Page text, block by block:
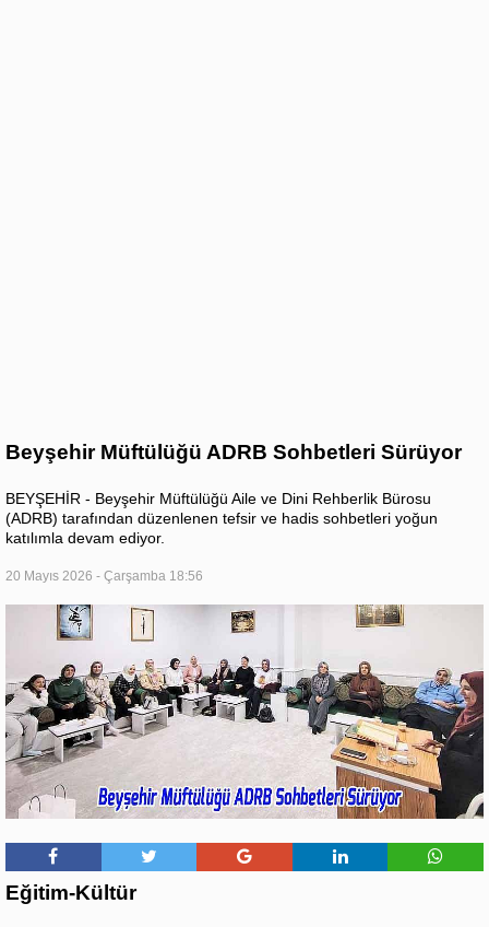
Beyşehir Müftülüğü ADRB Sohbetleri Sürüyor
BEYŞEHİR - Beyşehir Müftülüğü Aile ve Dini Rehberlik Bürosu
(ADRB) tarafından düzenlenen tefsir ve hadis sohbetleri yoğun
katılımla devam ediyor.
20 Mayıs 2026 - Çarşamba 18:56
Eğitim-Kültür